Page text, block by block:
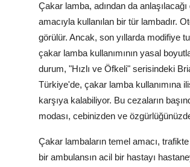
Çakar lamba, adından da
amacıyla kullanılan bir tür lambadır.
görülür. Ancak, son yıllarda modifiye
çakar lamba kullanımının yasal
durum, "Hızlı ve Öfkeli" serisindeki
Türkiye'de, çakar lamba kullanımına
karşıya kalabiliyor. Bu cezaların
modası, cebinizden ve
Çakar lambaların temel amacı,
bir ambulansın acil bir hastayı